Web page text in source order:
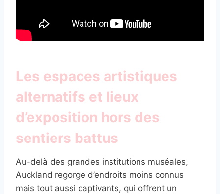
Les espaces artistiques
alternatifs et lieux
d’exposition hors des
sentiers battus
Au-delà des grandes institutions muséales,
Auckland regorge d’endroits moins connus
mais tout aussi captivants, qui offrent un